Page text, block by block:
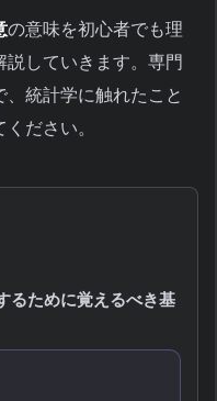
の意味を初心者でも理
していきます。専門
統計学に触れたこと
ださい。
るために覚えるべき基